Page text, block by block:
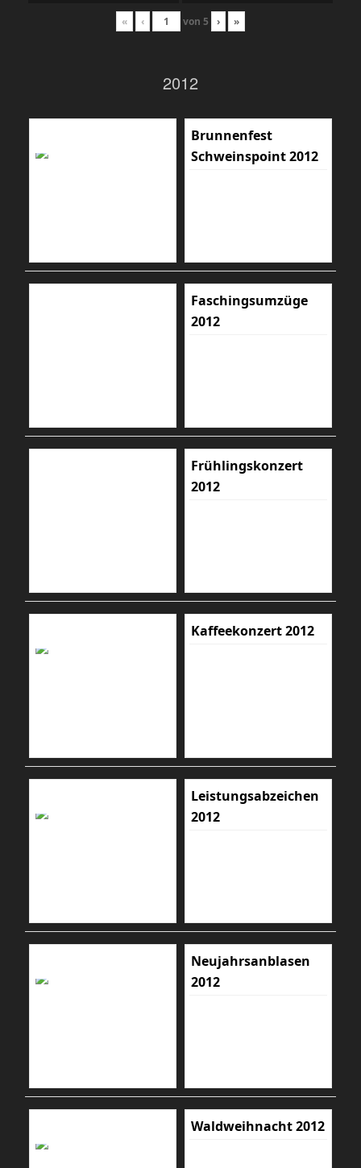
« ‹ von 5 › »
2012
Brunnenfest
Schweinspoint 2012
Faschingsumzüge
2012
Frühlingskonzert
2012
Kaffeekonzert 2012
Leistungsabzeichen
2012
Neujahrsanblasen
2012
Waldweihnacht 2012